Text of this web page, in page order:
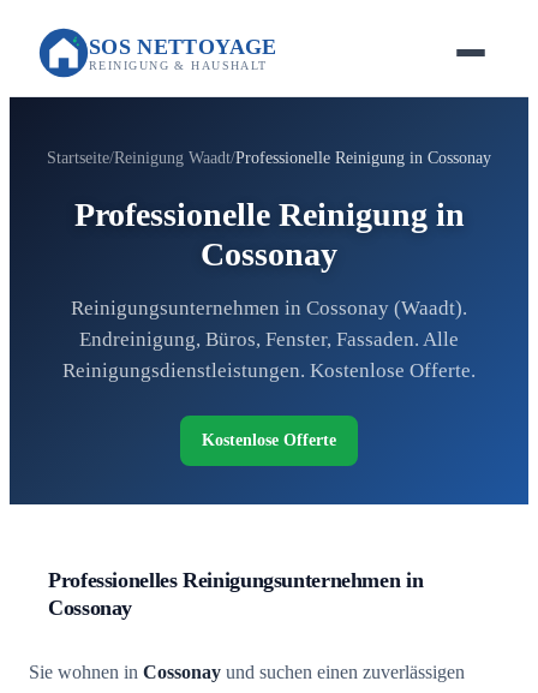
SOS NETTOYAGE
REINIGUNG & HAUSHALT
Startseite Reinigung Waadt Professionelle Reinigung in Cossonay
Professionelle Reinigung in
Cossonay
Reinigungsunternehmen in Cossonay (Waadt).
Endreinigung, Büros, Fenster, Fassaden. Alle
Reinigungsdienstleistungen. Kostenlose Offerte.
Kostenlose Offerte
Professionelles Reinigungsunternehmen in
Cossonay
Sie wohnen in Cossonay und suchen einen zuverlässigen